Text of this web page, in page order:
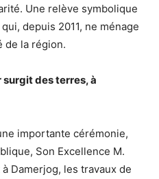
Une relève symbolique
depuis 2011, ne ménage
de la région.
des terres, à
importante cérémonie,
Son Excellence M.
Damerjog, les travaux de